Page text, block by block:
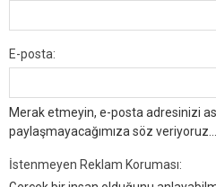
E-posta:
Merak etmeyin, e-posta adresinizi
paylaşmayacağımıza söz veriyoruz...
İstenmeyen Reklam Koruması: